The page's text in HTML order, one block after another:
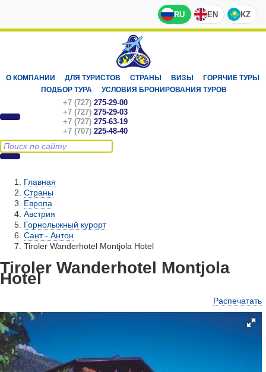
RU EN KZ
О КОМПАНИИ ДЛЯ ТУРИСТОВ СТРАНЫ ВИЗЫ
ГОРЯЧИЕ ТУРЫ
ПОДБОР ТУРА
УСЛОВИЯ БРОНИРОВАНИЯ ТУРОВ
+7 (727) 275-29-00
+7 (727) 275-29-03
+7 (727) 275-63-19
+7 (707) 225-48-40
Главная
Страны
Европа
Австрия
Горнолыжный курорт
Сант - Антон
Tiroler Wanderhotel Montjola Hotel
Tiroler Wanderhotel Montjola
Hotel
Распечатать